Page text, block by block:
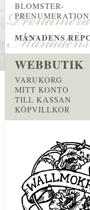
BLOMSTER-
MÅNADENS
WEBBUTIK
VARUKORG
MITT KONTO
TILL KASSAN
KÖPVILLKOR